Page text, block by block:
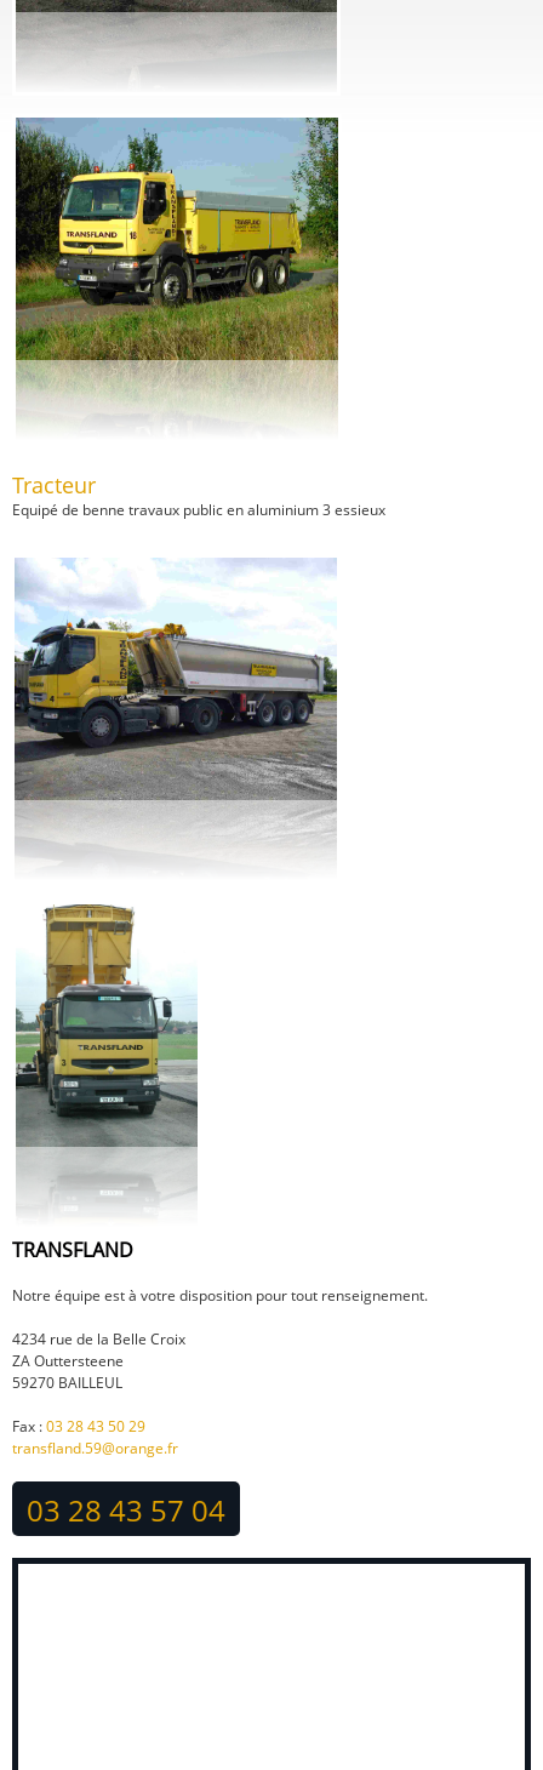
TRANSFLAND
Notre équipe est à votre disposition pour tout renseignement.
4234 rue de la Belle Croix
ZA Outtersteene
59270 BAILLEUL
Fax :03 28 43 50 29
transfland.59@orange.fr
03 28 43 57 04
Tracteur
Equipé de benne travaux public en aluminium 3 essieux